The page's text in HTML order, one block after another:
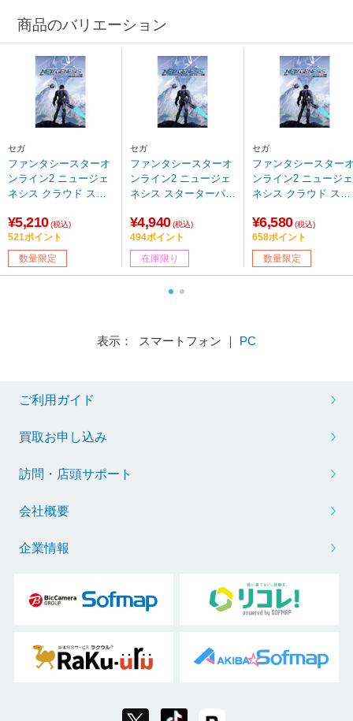
商品のバリエーション
セガ
ファンタシースターオ
ンライン2 ニュージェ
ネシス クラウド スタ
版 【Switchゲームソフ
ト】【sof001】
¥5,210 (税込)
521ポイント
数量限定
セガ
ファンタシースターオ
ンライン2 ニュージェ
ネシス スターターパッ
ゲームソフト】
¥4,940 (税込)
494ポイント
在庫限り
セガ
ファンタシースター
ンライン2 ニュージェ
ネシス クラウド スタ
テッドエディション
【Switchゲームソフ
ト】【sof001】
¥6,580 (税込)
658ポイント
数量限定
表示： スマートフォン ｜ PC
ご利用ガイド
買取お申し込み
訪問・店頭サポート
会社概要
企業情報